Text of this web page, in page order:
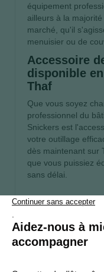
équipement
ailleurs à la
marché, qu'il
menuisier ou de
Accessoire
disponible
Thaf
Que vous soyez
professionnel du
Snickers est
votre outillage
dès maintenant sur
que vous puissiez
sans délai.